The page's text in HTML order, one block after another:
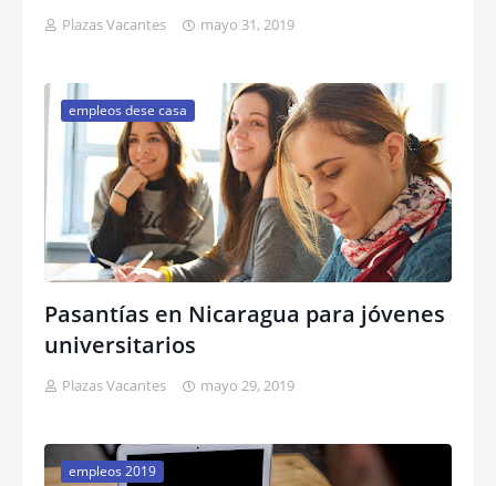
Plazas Vacantes mayo 31, 2019
empleos dese casa
Pasantías en Nicaragua para jóvenes
universitarios
Plazas Vacantes mayo 29, 2019
empleos 2019